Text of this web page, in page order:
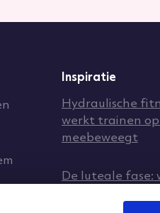
Inspiratie
Hydraulische
werkt trainen
meebeweegt
De luteale fase: